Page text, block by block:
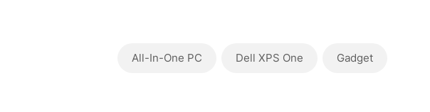
All-In-One PC Dell XPS One Gadget